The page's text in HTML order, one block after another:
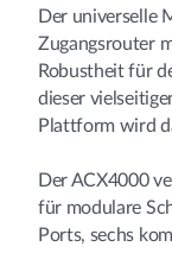
Der universelle
Zugangsrouter
Robustheit für
dieser
Plattform wird
Der ACX4000
für modulare
Ports, sechs